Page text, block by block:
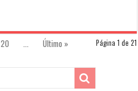
Página 1 de 21
20 ... Último »